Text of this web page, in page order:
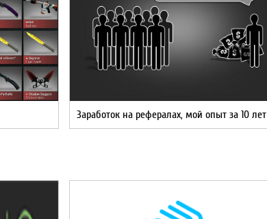
Заработок на рефералах, мой опыт за 10 лет